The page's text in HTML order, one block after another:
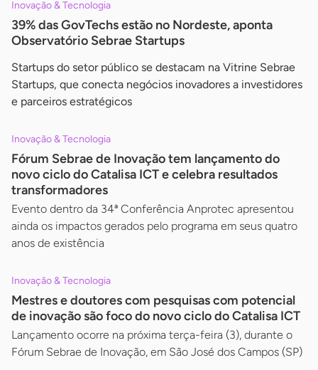
Inovação & Tecnologia
39% das GovTechs estão no Nordeste, aponta
Observatório Sebrae Startups
Startups do setor público se destacam na Vitrine Sebrae
Startups, que conecta negócios inovadores a investidores
e parceiros estratégicos
Inovação & Tecnologia
Fórum Sebrae de Inovação tem lançamento do
novo ciclo do Catalisa ICT e celebra resultados
transformadores
Evento dentro da 34ª Conferência Anprotec apresentou
ainda os impactos gerados pelo programa em seus quatro
anos de existência
Inovação & Tecnologia
Mestres e doutores com pesquisas com potencial
de inovação são foco do novo ciclo do Catalisa ICT
Lançamento ocorre na próxima terça-feira (3), durante o
Fórum Sebrae de Inovação, em São José dos Campos (SP)